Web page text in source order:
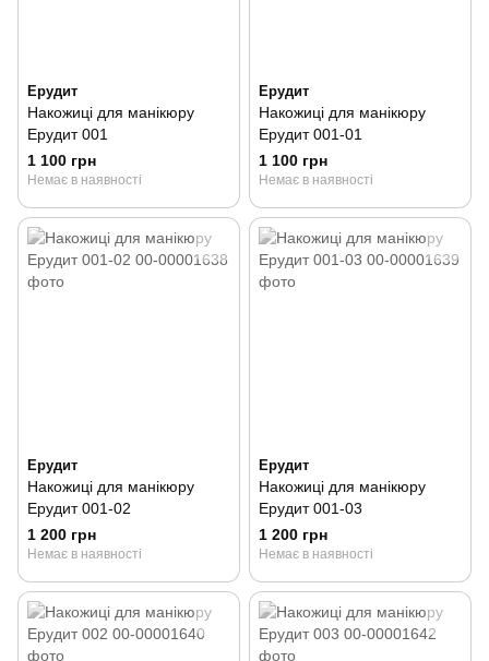
Ерудит
Накожиці для манікюру
Ерудит 001
1 100 грн
Немає в наявності
Ерудит
Накожиці для манікюру
Ерудит 001-01
1 100 грн
Немає в наявності
Ерудит
Накожиці для манікюру
Ерудит 001-02
1 200 грн
Немає в наявності
Ерудит
Накожиці для манікюру
Ерудит 001-03
1 200 грн
Немає в наявності